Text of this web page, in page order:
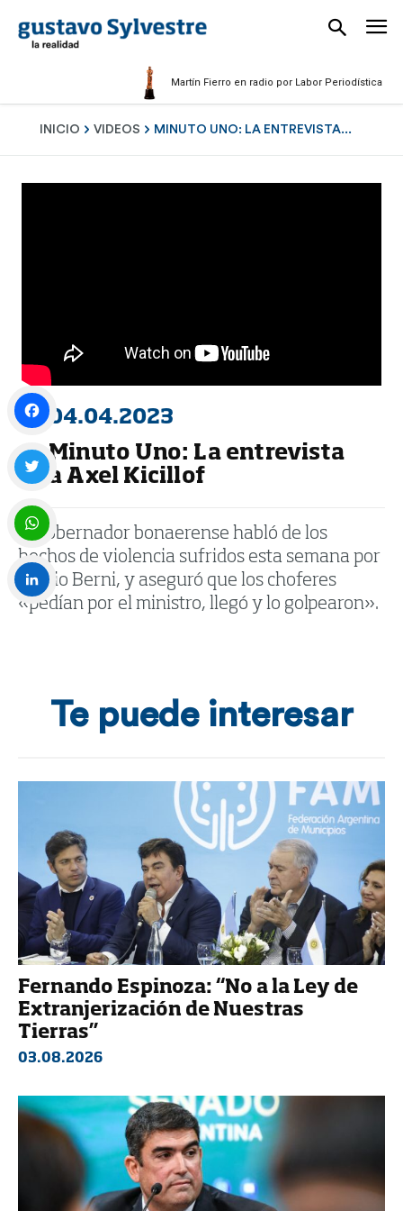
Martín Fierro en radio por Labor Periodística
INICIO VIDEOS MINUTO UNO: LA ENTREVISTA...
04.04.2023
Minuto Uno: La entrevista
a Axel Kicillof
El gobernador bonaerense habló de los
hechos de violencia sufridos esta semana por
Sergio Berni, y aseguró que los choferes
«pedían por el ministro, llegó y lo golpearon».
Te puede interesar
Fernando Espinoza: “No a la Ley de
Extranjerización de Nuestras
Tierras”
03.08.2026
Facebook
Twitter
WhatsApp